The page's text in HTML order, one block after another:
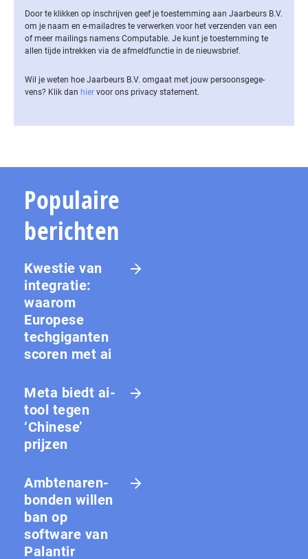
Door te klikken op inschrijven geef je toestemming aan Jaarbeurs B.V.
om je naam en e-mailadres te verwerken voor het verzenden van een
of meer mailings namens Computable. Je kunt je toestemming te
allen tijde intrekken via de af­meld­func­tie in de nieuwsbrief.
Wil je weten hoe Jaarbeurs B.V. omgaat met jouw per­soons­ge­ge­
vens? Klik dan hier voor ons privacy statement.
Populaire
berichten
Kwestie van
integratie:
waarom
Europese
techgiganten
scoren met ai
Meta biedt ai-
tool tegen
‘Chinese’
prijzen
Amb­te­na­ren­
bon­den willen
ban op
software van
Palantir